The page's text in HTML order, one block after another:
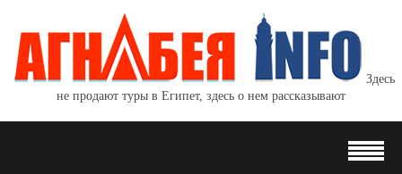
Здесь
не продают туры в Египет, здесь о нем рассказывают